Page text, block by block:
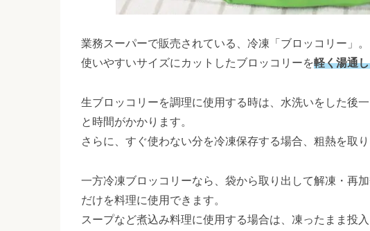
業務スーパーで販売されている、冷凍「ブロッコリー」。
使いやすいサイズにカットしたブロッコリーを軽く湯通
生ブロッコリーを調理に使用する時は、水洗いをした後
と時間がかかります。
さらに、すぐ使わない分を冷凍保存する場合、粗熱を取
一方冷凍ブロッコリーなら、袋から取り出して解凍・再
だけを料理に使用できます。
スープなど煮込み料理に使用する場合は、凍ったまま投